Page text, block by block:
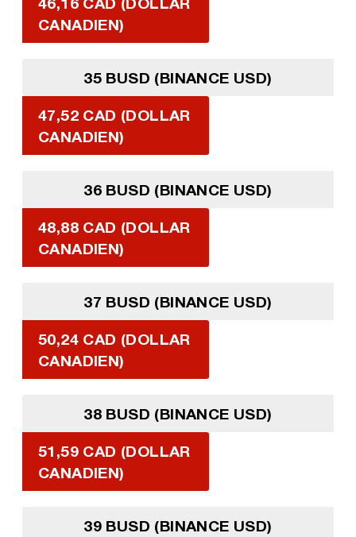
CANADIEN)
35 BUSD (BINANCE USD)
47,52 CAD (DOLLAR
CANADIEN)
36 BUSD (BINANCE USD)
48,88 CAD (DOLLAR
CANADIEN)
37 BUSD (BINANCE USD)
50,24 CAD (DOLLAR
CANADIEN)
38 BUSD (BINANCE USD)
51,59 CAD (DOLLAR
CANADIEN)
39 BUSD (BINANCE USD)